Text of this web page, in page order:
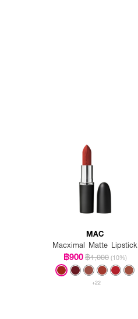
MAC
Macximal Matte Lipstick
฿900฿1,000 (10%)
+22